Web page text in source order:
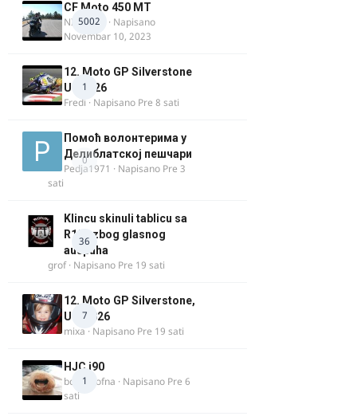
5002
CF Moto 450 MT
NIKOLA 1
· Napisano
Novembar 10, 2023
1
12. Moto GP Silverstone
UK 2026
Fredi · Napisano Pre 8 sati
0
Помоћ волонтерима у
Делиблатској пешчари
Pedja1971 · Napisano Pre 3
sati
36
Klincu skinuli tablicu sa
R125 zbog glasnog
auspuha
grof· Napisano Pre 19 sati
7
12. Moto GP Silverstone,
UK, 2026
mixa · Napisano Pre 19 sati
1
HJC i90
bobi_krofna · Napisano Pre 6
sati